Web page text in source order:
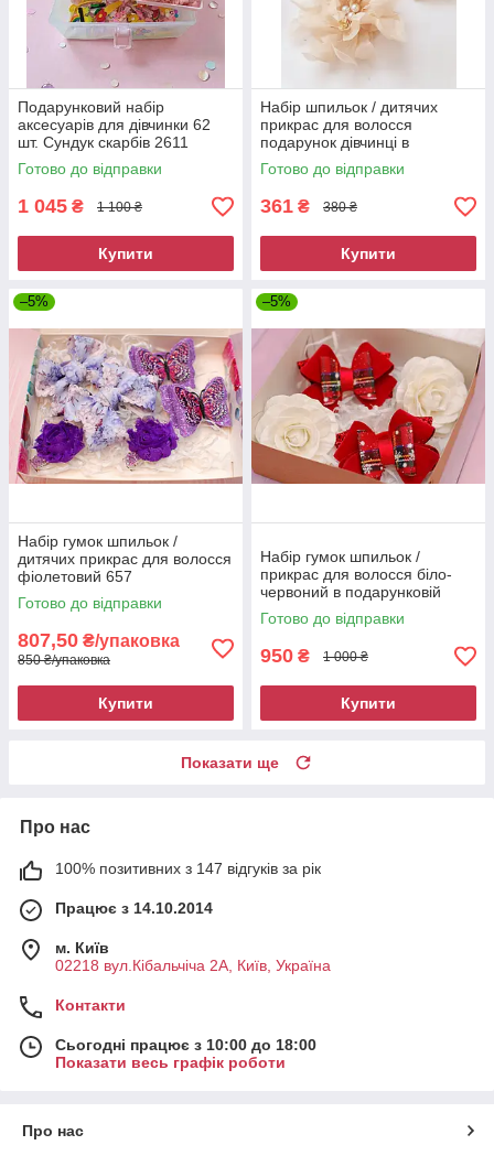
Подарунковий набір
аксесуарів для дівчинки 62
шт. Сундук скарбів 2611
Готово до відправки
1 045 ₴ 1 100 ₴
Купити
Набір шпильок / дитячих
прикрас для волосся
подарунок дівчинці в
подарунковій коробці
пудровий
Готово до відправки
361 ₴ 380 ₴
Купити
–5%
Набір гумок шпильок /
дитячих прикрас для волосся
фіолетовий 657
Готово до відправки
807,50 ₴/упаковка
850 ₴/упаковка
Купити
–5%
Набір гумок шпильок /
прикрас для волосся біло-
червоний в подарунковій
коробці 828
Готово до відправки
950 ₴ 1 000 ₴
Купити
Показати ще
Про нас
100% позитивних з 147 відгуків за рік
Працює з 14.10.2014
м. Київ
02218 вул.Кібальчіча 2А, Київ, Україна
Контакти
Сьогодні працює з 10:00 до 18:00
Показати весь графік роботи
Про нас